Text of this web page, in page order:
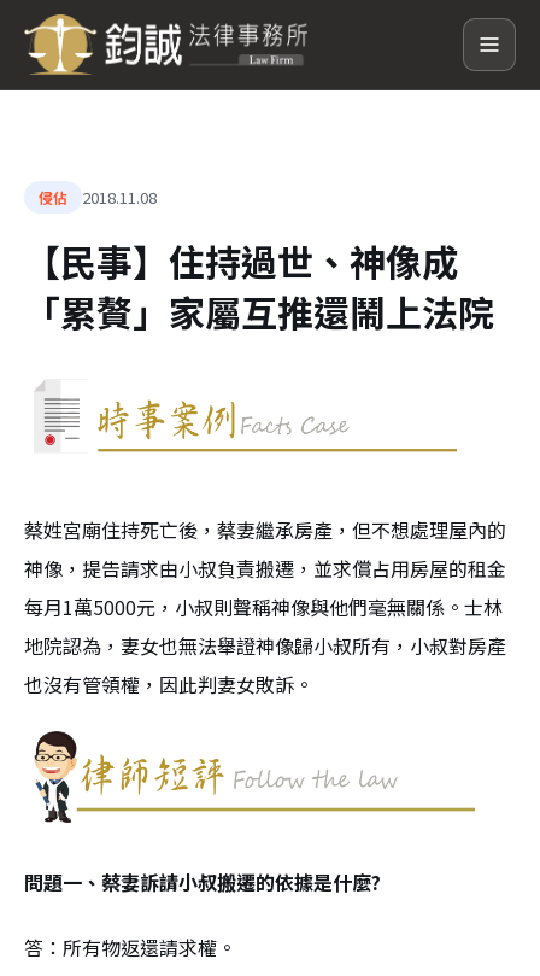
侵佔 2018.11.08
【民事】住持過世、神像成
「累贅」家屬互推還鬧上法院
蔡姓宮廟住持死亡後，蔡妻繼承房產，但不想處理屋內的
神像，提告請求由小叔負責搬遷，並求償占用房屋的租金
每月1萬5000元，小叔則聲稱神像與他們毫無關係。士林
地院認為，妻女也無法舉證神像歸小叔所有，小叔對房產
也沒有管領權，因此判妻女敗訴。
問題一、蔡妻訴請小叔搬遷的依據是什麼?
答：所有物返還請求權。